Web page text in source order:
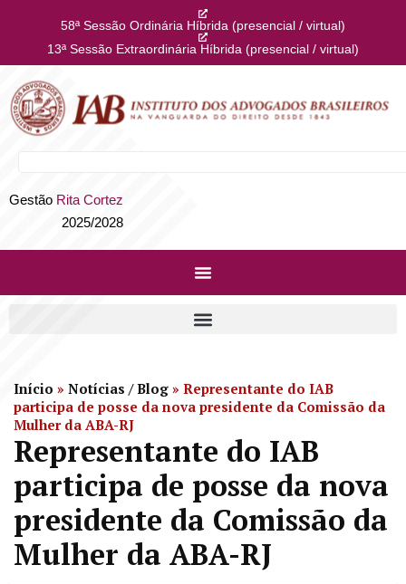
58ª Sessão Ordinária Híbrida (presencial / virtual)
13ª Sessão Extraordinária Híbrida (presencial / virtual)
Gestão Rita Cortez
2025/2028
Início » Notícias / Blog » Representante do IAB
participa de posse da nova presidente da Comissão da
Mulher da ABA-RJ
Representante do IAB
participa de posse da nova
presidente da Comissão da
Mulher da ABA-RJ